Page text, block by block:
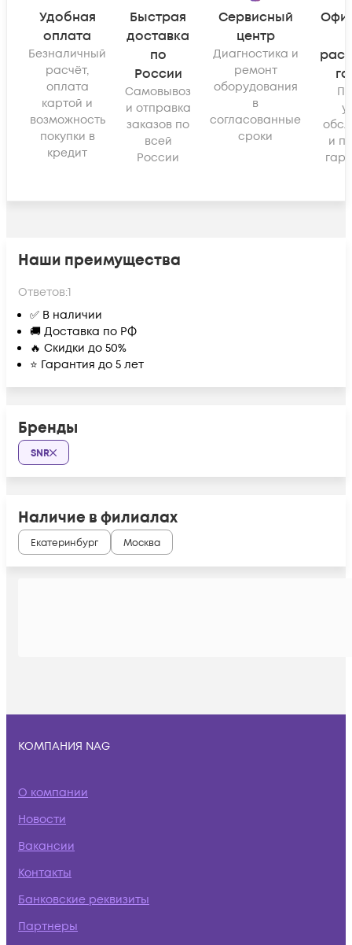
Удобная
оплата
Безналичный
расчёт,
оплата
картой и
возможность
покупки в
кредит
Быстрая
доставка
по
России
Самовывоз
и отправка
заказов по
всей
России
Сервисный
центр
Диагностика и
ремонт
оборудования
в
согласованные
сроки
и
Наши преимущества
Ответов:1
✅ В наличии
🚚 Доставка по РФ
🔥 Скидки до 50%
⭐ Гарантия до 5 лет
Бренды
SNR
Наличие в филиалах
Екатеринбург Москва
КОМПАНИЯ NAG
О компании
Новости
Вакансии
Контакты
Банковские реквизиты
Партнеры